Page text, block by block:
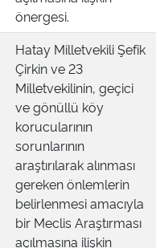
önergesi.
Hatay Milletvekili Şefik
Çirkin ve 23
Milletvekilinin, geçici
ve gönüllü köy
korucularının
sorunlarının
araştırılarak alınması
gereken önlemlerin
belirlenmesi amacıyla
bir Meclis Araştırması
açılmasına ilişkin